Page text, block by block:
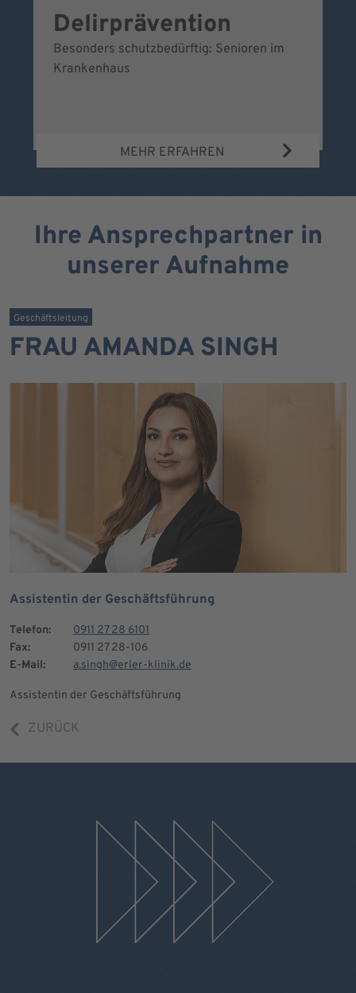
Delirprävention
Besonders schutzbedürftig: Senioren im
Krankenhaus
MEHR ERFAHREN
Ihre Ansprechpartner in
unserer Aufnahme
Geschäftsleitung
FRAU AMANDA SINGH
Assistentin der Geschäftsführung
Telefon:
0911 27 28 6101
Fax:
0911 27 28-106
E-Mail:
a.singh@erler-klinik.de
Assistentin der Geschäftsführung
ZURÜCK